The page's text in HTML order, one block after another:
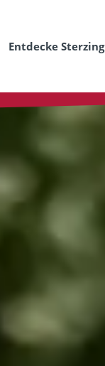
Entdecke Sterzing